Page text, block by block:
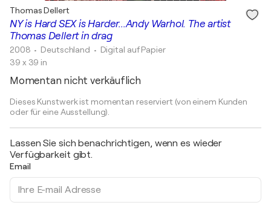
NY is Hard SEX is Harder...Andy Warhol. The artist
Thomas Dellert in drag
Thomas Dellert
2008 • Deutschland • Digital auf Papier
39 x 39 in
Momentan nicht verkäuflich
Dieses Kunstwerk ist momentan reserviert (von einem Kunden
oder für eine Ausstellung).
Lassen Sie sich benachrichtigen, wenn es wieder
Verfügbarkeit gibt.
Email